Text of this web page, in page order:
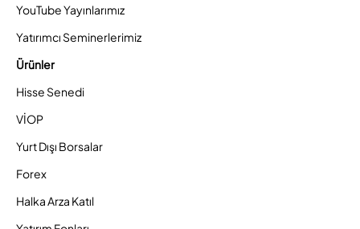
YouTube Yayınlarımız
Yatırımcı Seminerlerimiz
Ürünler
Hisse Senedi
VİOP
Yurt Dışı Borsalar
Forex
Halka Arza Katıl